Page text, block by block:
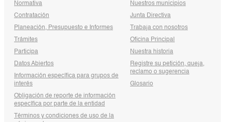
Normativa
Contratación
Planeación, Presupuesto e Informes
Trámites
Participa
Datos Abiertos
Información específica para grupos de
interés
Obligación de reporte de información
específica por parte de la entidad
Términos y condiciones de uso de la
Nuestros municipios
Junta Directiva
Trabaja con nosotros
Oficina Principal
Nuestra historia
Registre su petición, queja,
reclamo o sugerencia
Glosario